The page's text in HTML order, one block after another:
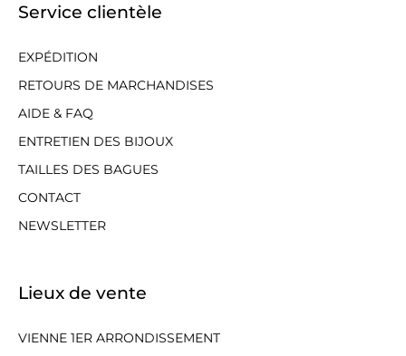
Service clientèle
EXPÉDITION
RETOURS DE MARCHANDISES
AIDE & FAQ
ENTRETIEN DES BIJOUX
TAILLES DES BAGUES
CONTACT
NEWSLETTER
Lieux de vente
VIENNE 1ER ARRONDISSEMENT